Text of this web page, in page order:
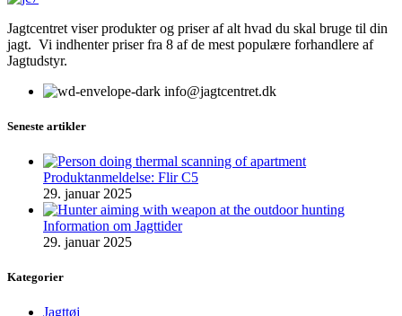
Jagtcentret viser produkter og priser af alt hvad du skal bruge til din
jagt. Vi indhenter priser fra 8 af de mest populære forhandlere af
Jagtudstyr.
info@jagtcentret.dk
Seneste artikler
Produktanmeldelse: Flir C5
29. januar 2025
Information om Jagttider
29. januar 2025
Kategorier
Jagttøj